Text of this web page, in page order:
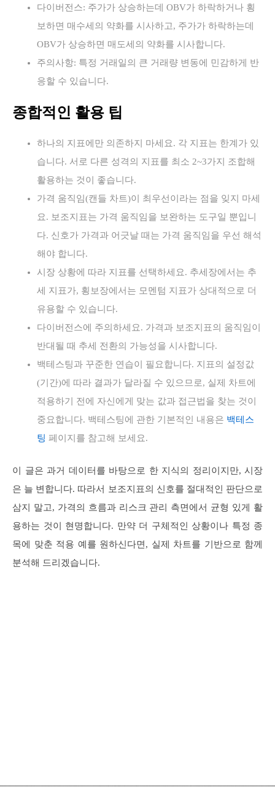
다이버전스: 주가가 상승하는데 OBV가 하락하거나 횡
보하면 매수세의 약화를 시사하고, 주가가 하락하는데
OBV가 상승하면 매도세의 약화를 시사합니다.
주의사항: 특정 거래일의 큰 거래량 변동에 민감하게 반
응할 수 있습니다.
종합적인 활용 팁
하나의 지표에만 의존하지 마세요. 각 지표는 한계가 있
습니다. 서로 다른 성격의 지표를 최소 2~3가지 조합해
활용하는 것이 좋습니다.
가격 움직임(캔들 차트)이 최우선이라는 점을 잊지 마세
요. 보조지표는 가격 움직임을 보완하는 도구일 뿐입니
다. 신호가 가격과 어긋날 때는 가격 움직임을 우선 해석
해야 합니다.
시장 상황에 따라 지표를 선택하세요. 추세장에서는 추
세 지표가, 횡보장에서는 모멘텀 지표가 상대적으로 더
유용할 수 있습니다.
다이버전스에 주의하세요. 가격과 보조지표의 움직임이
반대될 때 추세 전환의 가능성을 시사합니다.
백테스팅과 꾸준한 연습이 필요합니다. 지표의 설정값
(기간)에 따라 결과가 달라질 수 있으므로, 실제 차트에
적용하기 전에 자신에게 맞는 값과 접근법을 찾는 것이
중요합니다. 백테스팅에 관한 기본적인 내용은 백테스
팅 페이지를 참고해 보세요.
이 글은 과거 데이터를 바탕으로 한 지식의 정리이지만, 시장
은 늘 변합니다. 따라서 보조지표의 신호를 절대적인 판단으로
삼지 말고, 가격의 흐름과 리스크 관리 측면에서 균형 있게 활
용하는 것이 현명합니다. 만약 더 구체적인 상황이나 특정 종
목에 맞춘 적용 예를 원하신다면, 실제 차트를 기반으로 함께
분석해 드리겠습니다.